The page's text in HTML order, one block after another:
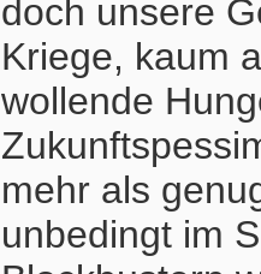
doch unsere
Kriege, kaum
wollende
mehr als
unbedingt im